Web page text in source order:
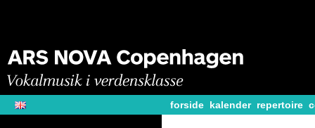
forside kalender repertoire